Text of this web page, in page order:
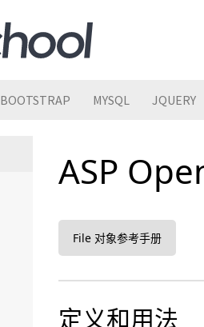
BOOTSTRAP MYSQL JQUERY
ASP
File 对象参考手册
定义和用法